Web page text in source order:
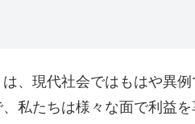
、現代社会ではもはや異
私たちは様々な面で利益を